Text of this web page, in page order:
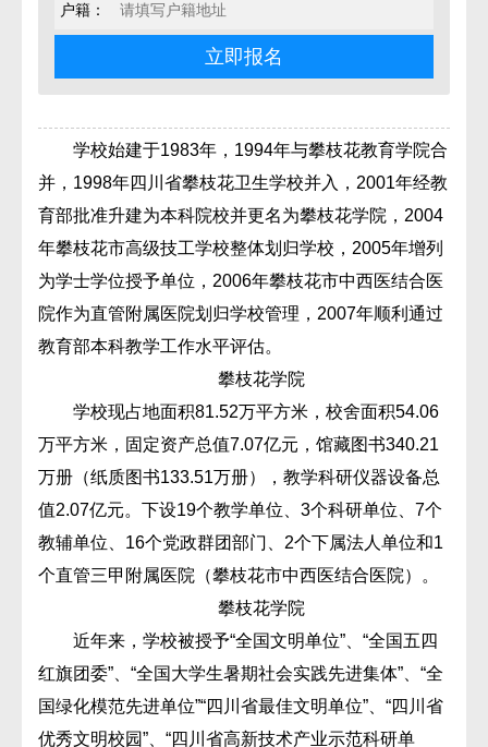
户籍：
学校始建于1983年，1994年与攀枝花教育学院合
并，1998年四川省攀枝花卫生学校并入，2001年经教
育部批准升建为本科院校并更名为攀枝花学院，2004
年攀枝花市高级技工学校整体划归学校，2005年增列
为学士学位授予单位，2006年攀枝花市中西医结合医
院作为直管附属医院划归学校管理，2007年顺利通过
教育部本科教学工作水平评估。
攀枝花学院
学校现占地面积81.52万平方米，校舍面积54.06
万平方米，固定资产总值7.07亿元，馆藏图书340.21
万册（纸质图书133.51万册），教学科研仪器设备总
值2.07亿元。下设19个教学单位、3个科研单位、7个
教辅单位、16个党政群团部门、2个下属法人单位和1
个直管三甲附属医院（攀枝花市中西医结合医院）。
攀枝花学院
近年来，学校被授予“全国文明单位”、“全国五四
红旗团委”、“全国大学生暑期社会实践先进集体”、“全
国绿化模范先进单位”“四川省最佳文明单位”、“四川省
优秀文明校园”、“四川省高新技术产业示范科研单